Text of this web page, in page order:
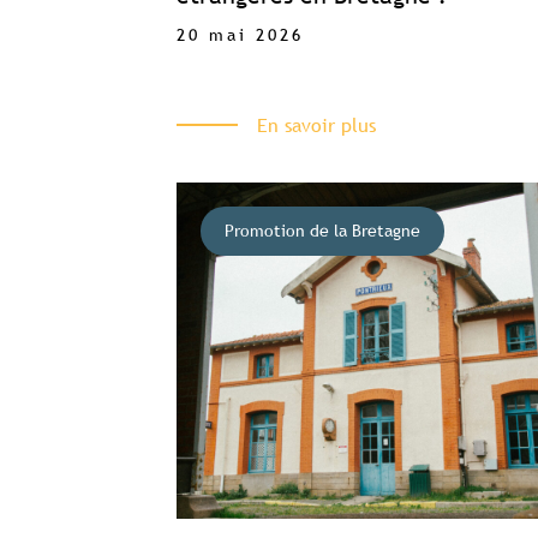
20 mai 2026
En savoir plus
Promotion de la Bretagne
Accès